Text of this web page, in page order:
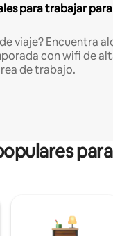
para trabajar
viaje? Encuentra
con wifi de
de trabajo.